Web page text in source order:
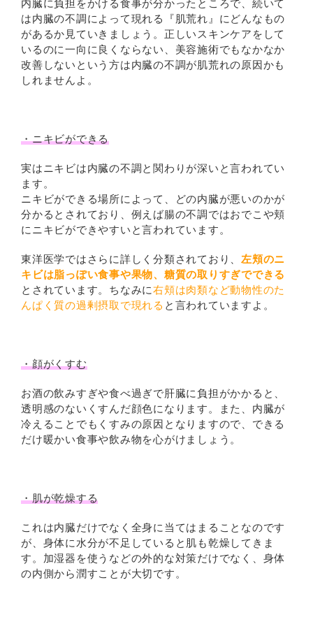
内臓に負担をかける食事が分かったところで、続いて
は内臓の不調によって現れる『肌荒れ』にどんなもの
があるか見ていきましょう。正しいスキンケアをして
いるのに一向に良くならない、美容施術でもなかなか
改善しないという方は内臓の不調が肌荒れの原因かも
しれませんよ。
・ニキビができる
実はニキビは内臓の不調と関わりが深いと言われてい
ます。
ニキビができる場所によって、どの内臓が悪いのかが
分かるとされており、例えば腸の不調ではおでこや頬
にニキビができやすいと言われています。
東洋医学ではさらに詳しく分類されており、 左頬のニ
キビは脂っぽい食事や果物、糖質の取りすぎでできる
とされています。ちなみに右頬は肉類など動物性のた
んぱく質の過剰摂取で現れる と言われていますよ。
・顔がくすむ
お酒の飲みすぎや食べ過ぎで肝臓に負担がかかると、
透明感のないくすんだ顔色になります。また、内臓が
冷えることでもくすみの原因となりますので、できる
だけ暖かい食事や飲み物を心がけましょう。
・肌が乾燥する
これは内臓だけでなく全身に当てはまることなのです
が、身体に水分が不足していると肌も乾燥してきま
す。加湿器を使うなどの外的な対策だけでなく、身体
の内側から潤すことが大切です。